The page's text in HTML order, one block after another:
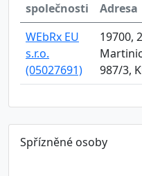
společnosti
Adresa
WEbRx EU
s.r.o.
(05027691)
19700,
987/3,
Spřízněné osoby